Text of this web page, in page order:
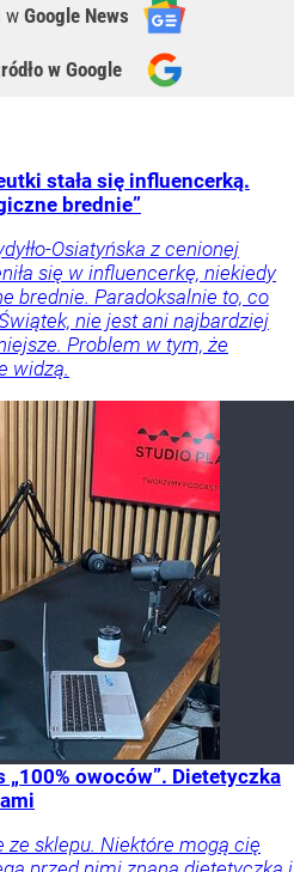
w Google News
w Google
stała się influencerką.
brednie”
Osiatyńska z cenionej
się w influencerkę, niekiedy
brednie. Paradoksalnie to, co
nie jest ani najbardziej
Problem w tym, że
widzą.
„100% owoców”. Dietetyczka
ze sklepu. Niektóre mogą cię